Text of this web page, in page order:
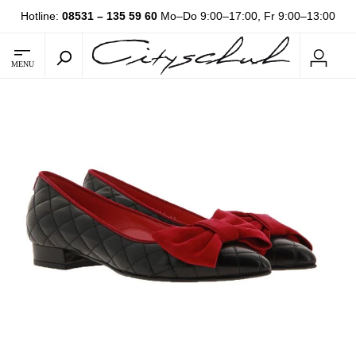
Hotline: 08531 – 135 59 60 Mo–Do 9:00–17:00, Fr 9:00–13:00
MENU